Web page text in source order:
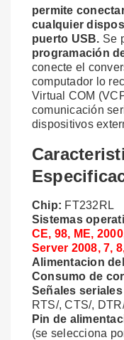
permite
cualquier
puerto USB. Se
programación
conecte el
computador lo
Virtual COM
comunicación
dispositivos
Chip: FT232RL
Sistemas
CE, 98, ME,
Server 2008, 7,
Alimentacion
Consumo de
Señales
RTS/, CTS/,
Pin de
(se selecciona